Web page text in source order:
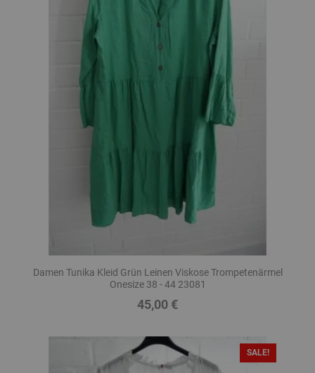
Damen Tunika Kleid Grün Leinen Viskose Trompetenärmel
Onesize 38 - 44 23081
Preis
45,00 €
SALE!